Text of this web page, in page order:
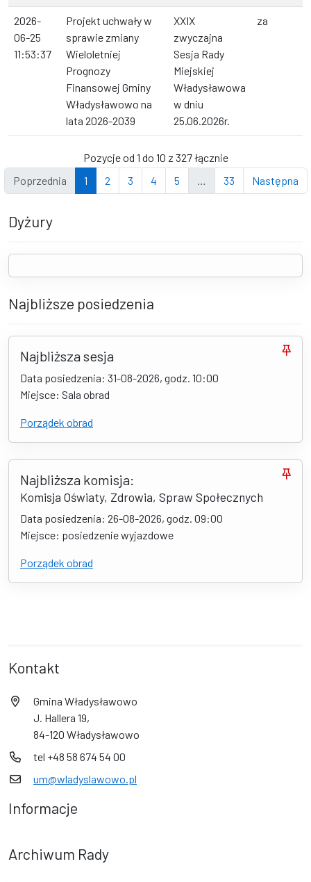
2026-
06-25
11:53:37
Projekt uchwały w
sprawie zmiany
Wieloletniej
Prognozy
Finansowej Gminy
Władysławowo na
lata 2026-2039
XXIX
zwyczajna
Sesja Rady
Miejskiej
Władysławowa
w dniu
25.06.2026r.
za
Pozycje od 1 do 10 z 327 łącznie
Poprzednia
1 2 3 4 5 33 Następna
Dyżury
Najbliższe posiedzenia
Najbliższa sesja
Data posiedzenia: 31-08-2026, godz. 10:00
Miejsce: Sala obrad
Porządek obrad
Najbliższa komisja:
Komisja Oświaty, Zdrowia, Spraw Społecznych
Data posiedzenia: 26-08-2026, godz. 09:00
Miejsce: posiedzenie wyjazdowe
Porządek obrad
Kontakt
Gmina Władysławowo
J. Hallera 19,
84-120 Władysławowo
tel +48 58 674 54 00
um@wladyslawowo.pl
Informacje
Archiwum Rady